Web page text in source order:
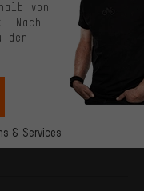
& Services
von
Nach
den